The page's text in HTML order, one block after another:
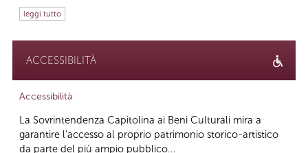
leggi tutto
ACCESSIBILITÀ
Accessibilità
La Sovrintendenza Capitolina ai Beni Culturali mira a
garantire l’accesso al proprio patrimonio storico-artistico
da parte del più ampio pubblico...